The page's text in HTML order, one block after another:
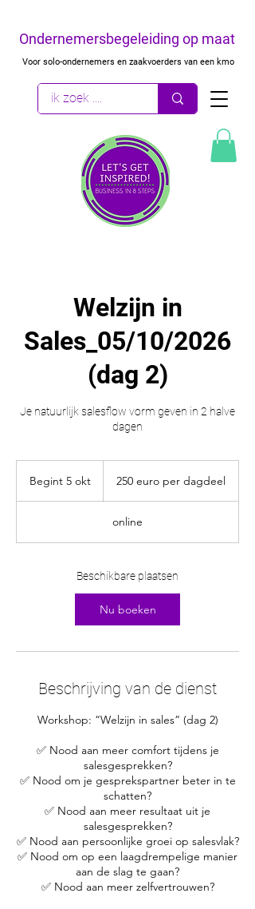
Ondernemersbegeleiding op maat
Voor solo-ondernemers en zaakvoerders van een kmo
Welzijn in
Sales_05/10/2026
(dag 2)
Je natuurlijk salesflow vorm geven in 2 halve
dagen
Begint 5 okt
n
5
250 euro per dagdeel
online
Beschikbare plaatsen
Nu boeken
Beschrijving van de dienst
Workshop: “Welzijn in sales” (dag 2)
✅ Nood aan meer comfort tijdens je
salesgesprekken?
✅ Nood om je gesprekspartner beter in te
schatten?
✅ Nood aan meer resultaat uit je
salesgesprekken?
✅ Nood aan persoonlijke groei op salesvlak?
✅ Nood om op een laagdrempelige manier
aan de slag te gaan?
✅ Nood aan meer zelfvertrouwen?